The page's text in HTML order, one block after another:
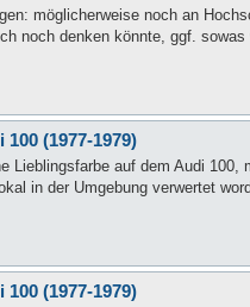
möglicherweise noch an
noch denken könnte, ggf.
(1977-1979)
auf dem Audi
in der Umgebung verwertet
(1977-1979)